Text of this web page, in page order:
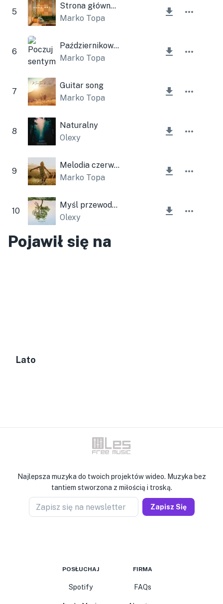
5
Strona główna Sztuka
Marko Topa
6
Październikowy nastrój
Marko Topa
7
Guitar song
Marko Topa
8
Naturalny
Olexy
9
Melodia czerwca
Marko Topa
10
Myśl przewodnia
Olexy
Pojawił się na
Lato
Najlepsza muzyka do twoich projektów wideo. Muzyka bez
tantiem stworzona z miłością i troską.
Zapisz się na newsletter Zapisz Się
POSŁUCHAJ
Spotify
FIRMA
FAQs